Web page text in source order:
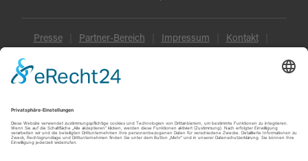
Presse Partner-Bereich Impressum Kontakt
Datenschutz